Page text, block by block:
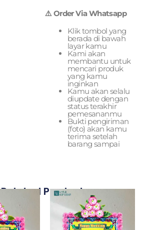
⚠️ Order Via Whatsapp
Klik tombol yang
berada di bawah
layar kamu
Kami akan
membantu untuk
mencari produk
yang kamu
inginkan
Kamu akan selalu
diupdate dengan
status terakhir
pemesananmu
Bukti pengiriman
(foto) akan kamu
terima setelah
barang sampai
Related Products